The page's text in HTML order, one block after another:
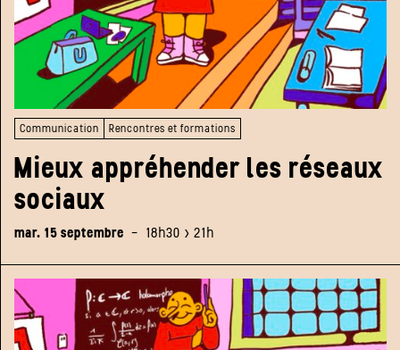
Communication Rencontres et formations
Mieux appréhender les réseaux
sociaux
mar. 15 septembre - 18h30 > 21h